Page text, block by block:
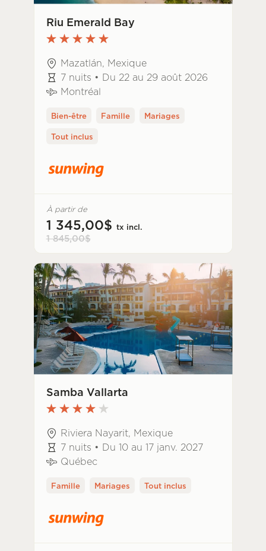
Riu Emerald Bay
Mazatlán, Mexique
7 nuits • Du 22 au 29 août 2026
Montréal
Bien-être Famille
Mariages
Tout inclus
À partir de
1 345,00$ tx incl.
1 845,00$
Samba Vallarta
Riviera Nayarit, Mexique
7 nuits • Du 10 au 17 janv. 2027
Québec
Famille Mariages Tout inclus